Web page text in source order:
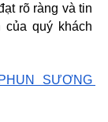
rõ ràng và tin
quý khách
SƯƠNG